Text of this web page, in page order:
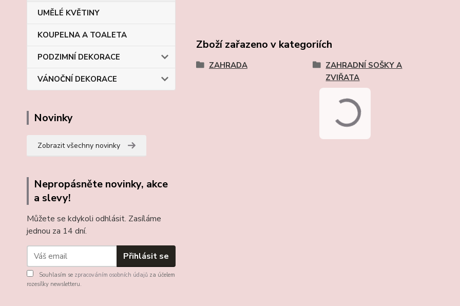
UMĚLÉ KVĚTINY
KOUPELNA A TOALETA
PODZIMNÍ DEKORACE
VÁNOČNÍ DEKORACE
Novinky
Zobrazit všechny novinky
Nepropásněte novinky, akce
a slevy!
Můžete se kdykoli odhlásit. Zasíláme
jednou za 14 dní.
Přihlásit se
Souhlasím se zpracováním osobních údajů za účelem
rozesílky newsletteru.
Zboží zařazeno v kategoriích
ZAHRADA
ZAHRADNÍ SOŠKY A
ZVIŘATA